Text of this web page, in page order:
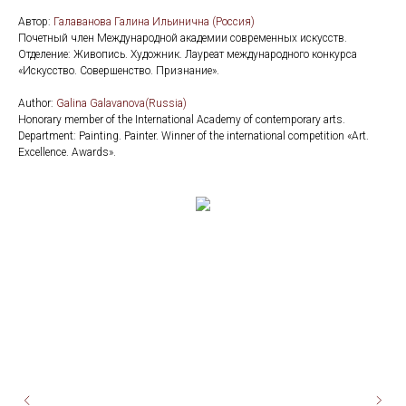
Автор: Галаванова Галина Ильинична (Россия)
Почетный член Международной академии современных искусств.
Отделение: Живопись. Художник. Лауреат международного конкурса
«Искусство. Совершенство. Признание».
Аuthor: Galina Galavanova(Russia)
Honorary member of the International Academy of contemporary arts.
Department: Painting. Painter. Winner of the international competition «Art.
Excellence. Awards».